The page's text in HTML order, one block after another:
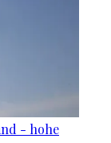
- hohe